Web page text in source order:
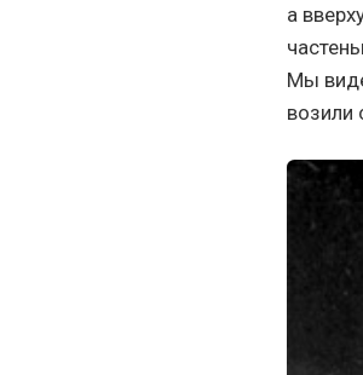
а
Мы
возили